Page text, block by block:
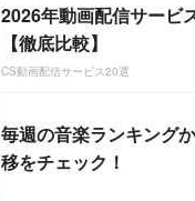
2026年動画配信サービ
【徹底比較】
CS動画配信サービス20選
毎週の音楽ランキング
移をチェック！